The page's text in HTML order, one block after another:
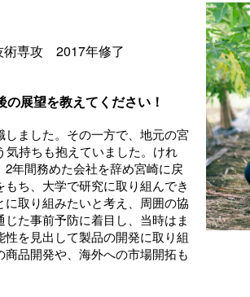
術専攻 2017年修了
展望を教えてください！
ました。その一方で、地元の宮
持ちも抱えていました。けれ
年間務めた会社を辞め宮崎に戻
ち、大学で研究に取り組んでき
取り組みたいと考え、周囲の協
た事前予防に着目し、当時はま
を見出して製品の開発に取り組
品開発や、海外への市場開拓も